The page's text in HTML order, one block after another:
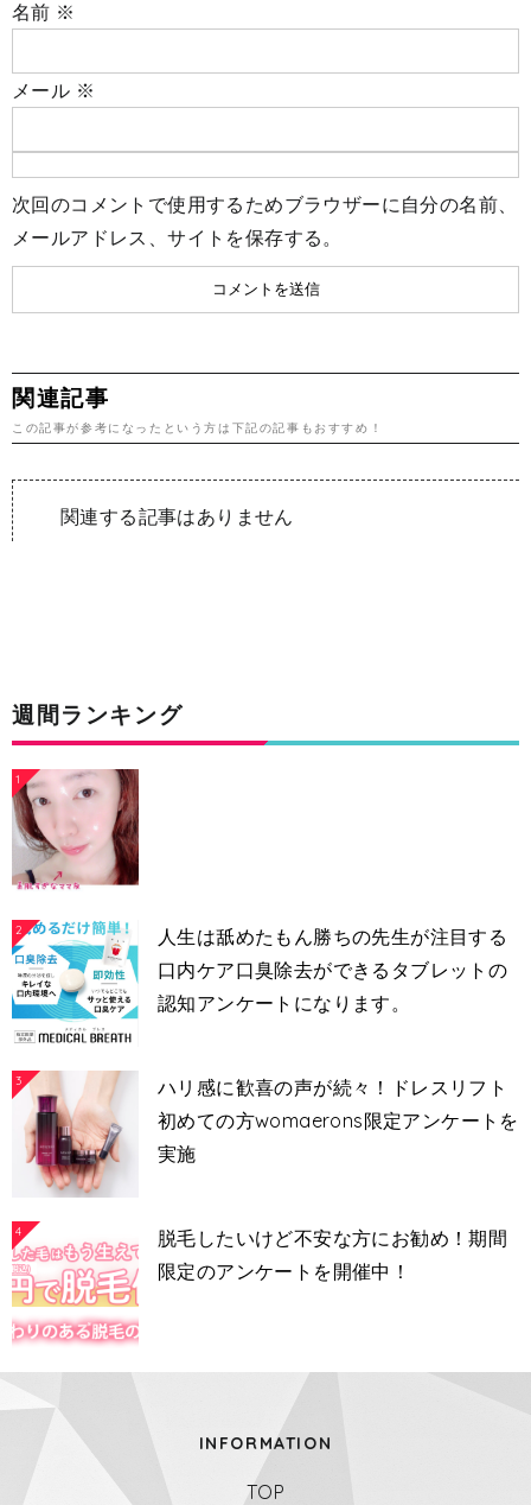
名前 ※
メール ※
次回のコメントで使用するためブラウザーに自分の名前、
メールアドレス、サイトを保存する。
関連記事
この記事が参考になったという方は下記の記事もおすすめ！
関連する記事はありません
週間ランキング
1
2
人生は舐めたもん勝ちの先生が注目する
口内ケア口臭除去ができるタブレットの
認知アンケートになります。
3
ハリ感に歓喜の声が続々！ドレスリフト
初めての方womaerons限定アンケートを
実施
4
脱毛したいけど不安な方にお勧め！期間
限定のアンケートを開催中！
INFORMATION
TOP